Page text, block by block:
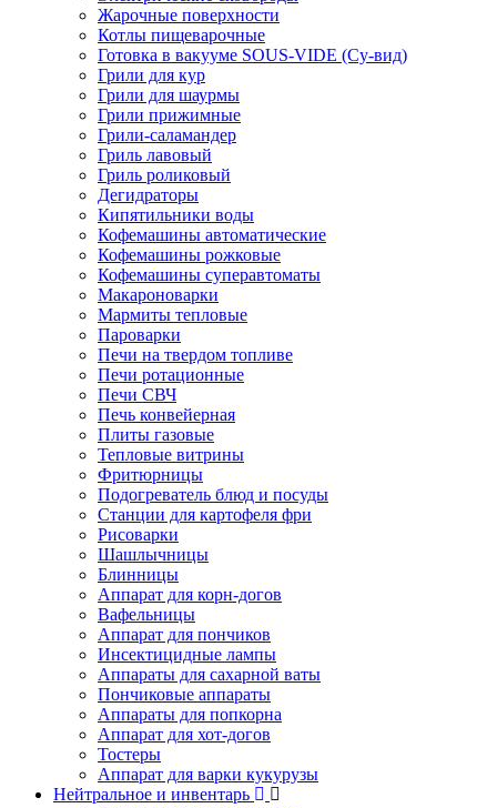
Жарочные поверхности
Котлы пищеварочные
Готовка в вакууме SOUS-VIDE (Су-вид)
Грили для кур
Грили для шаурмы
Грили прижимные
Грили-саламандер
Гриль лавовый
Гриль роликовый
Дегидраторы
Кипятильники воды
Кофемашины автоматические
Кофемашины рожковые
Кофемашины суперавтоматы
Макароноварки
Мармиты тепловые
Пароварки
Печи на твердом топливе
Печи ротационные
Печи СВЧ
Печь конвейерная
Плиты газовые
Тепловые витрины
Фритюрницы
Подогреватель блюд и посуды
Станции для картофеля фри
Рисоварки
Шашлычницы
Блинницы
Аппарат для корн-догов
Вафельницы
Аппарат для пончиков
Инсектицидные лампы
Аппараты для сахарной ваты
Пончиковые аппараты
Аппараты для попкорна
Аппарат для хот-догов
Тостеры
Аппарат для варки кукурузы
Нейтральное и инвентарь